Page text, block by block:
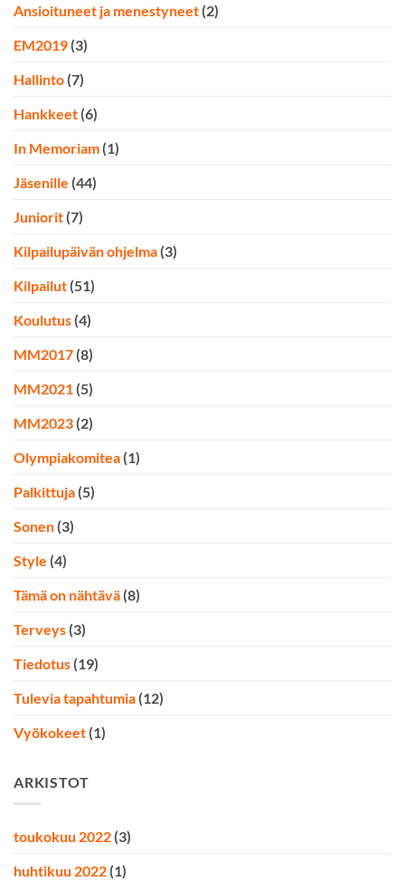
Ansioituneet ja menestyneet (2)
EM2019 (3)
Hallinto (7)
Hankkeet (6)
In Memoriam (1)
Jäsenille (44)
Juniorit (7)
Kilpailupäivän ohjelma (3)
Kilpailut (51)
Koulutus (4)
MM2017 (8)
MM2021 (5)
MM2023 (2)
Olympiakomitea (1)
Palkittuja (5)
Sonen (3)
Style (4)
Tämä on nähtävä (8)
Terveys (3)
Tiedotus (19)
Tulevia tapahtumia (12)
Vyökokeet (1)
ARKISTOT
toukokuu 2022 (3)
huhtikuu 2022 (1)